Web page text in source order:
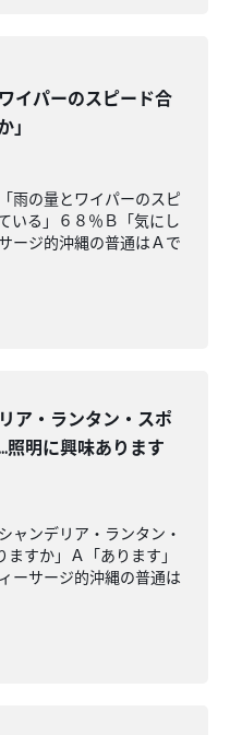
イパーのスピード合
」
雨の量とワイパーのスピ
いる」６８％Ｂ「気にし
ージ的沖縄の普通はＡで
ア・ランタン・スポ
照明に興味あります
ャンデリア・ランタン・
すか」Ａ「あります」
ーサージ的沖縄の普通は